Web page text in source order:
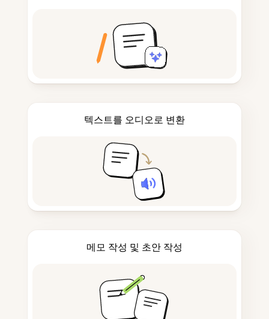
텍스트를 오디오로 변환
메모 작성 및 초안 작성